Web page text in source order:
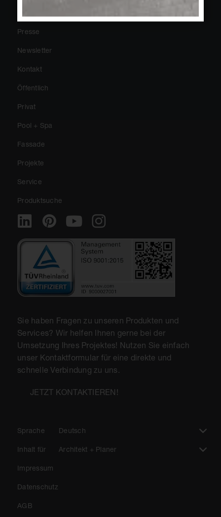
Presse
Newsletter
Kontakt
Öffentlich
Privat
Pool + Spa
Fassade
Projekte
Service
Produktsuche
Sie haben Fragen zu unseren Produkten und
Services? Wir helfen Ihnen gerne bei der
Umsetzung Ihres Projektes! Nutzen Sie einfach
unser Kontaktformular für eine direkte und
schnelle Verbindung zu uns.
JETZT KONTAKTIEREN!
Sprache Deutsch
Inhalt für Architekt + Planer
Impressum
Datenschutz
AGB